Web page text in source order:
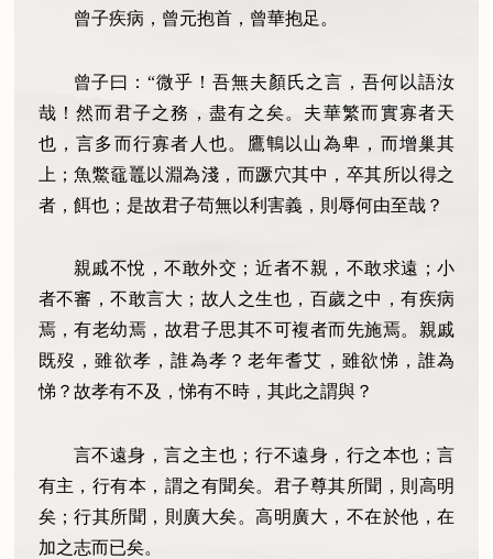
曾子疾病，曾元抱首，曾華抱足。
曾子曰：“微乎！吾無夫顏氏之言，吾何以語汝
哉！然而君子之務，盡有之矣。夫華繁而實寡者天
也，言多而行寡者人也。鷹鶽以山為卑，而增巢其
上；魚鱉黿鼉以淵為淺，而蹶穴其中，卒其所以得之
者，餌也；是故君子苟無以利害義，則辱何由至哉？
親戚不悅，不敢外交；近者不親，不敢求遠；小
者不審，不敢言大；故人之生也，百歲之中，有疾病
焉，有老幼焉，故君子思其不可複者而先施焉。親戚
既歿，雖欲孝，誰為孝？老年耆艾，雖欲悌，誰為
悌？故孝有不及，悌有不時，其此之謂與？
言不遠身，言之主也；行不遠身，行之本也；言
有主，行有本，謂之有聞矣。君子尊其所聞，則高明
矣；行其所聞，則廣大矣。高明廣大，不在於他，在
加之志而已矣。